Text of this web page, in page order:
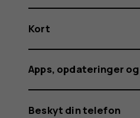
Kort
Apps, opdateringer
Beskyt din telefon